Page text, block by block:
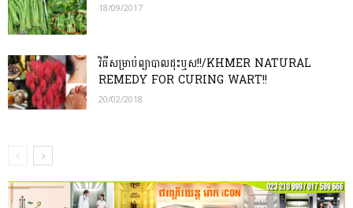
18/09/2017
វិធីសម្រាប់ព្យាបាលដុះឬស!!/KHMER NATURAL
REMEDY FOR CURING WART!!
20/02/2018